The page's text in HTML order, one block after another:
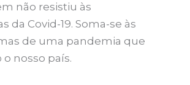
não resistiu às
da Covid-19. Soma-se às
de uma pandemia que
nosso país.